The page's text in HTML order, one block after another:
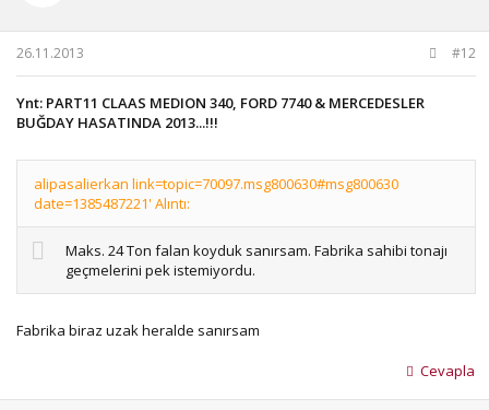
26.11.2013 #12
Ynt: PART11 CLAAS MEDION 340, FORD 7740 & MERCEDESLER
BUĞDAY HASATINDA 2013...!!!
alipasalierkan link=topic=70097.msg800630#msg800630
date=1385487221' Alıntı:
Maks. 24 Ton falan koyduk sanırsam. Fabrika sahibi tonajı
geçmelerini pek istemiyordu.
Fabrika biraz uzak heralde sanırsam
Cevapla